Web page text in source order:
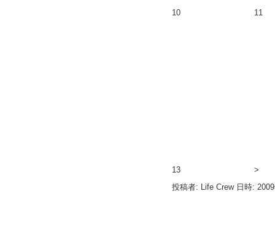
10 11
13
>
投稿者: Life Crew 日時: